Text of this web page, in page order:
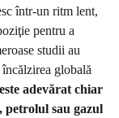
într-un ritm lent,
pentru a
studii au
încălzirea globală
adevărat chiar
petrolul sau gazul